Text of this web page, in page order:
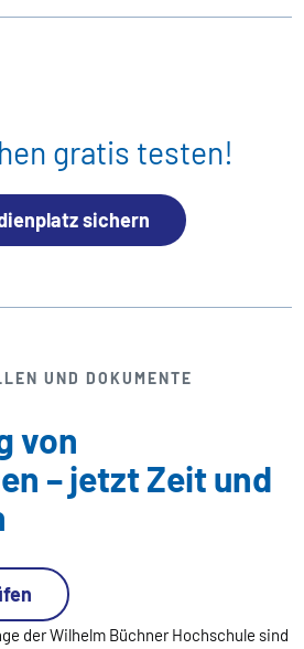
gratis testen!
sichern
UND DOKUMENTE
von
– jetzt Zeit und
der Wilhelm Büchner Hochschule sind